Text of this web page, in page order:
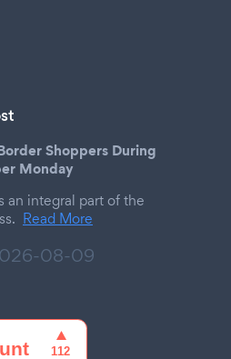
Shoppers During
Monday
an integral part of the
Read More
08-09